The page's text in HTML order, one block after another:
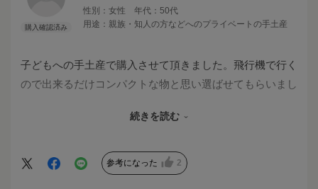
性別： 女性 年代： 50代
用途： 親族・知人の方などへのプライベートの手土産
子どもへの手土産で購入させて頂きました。飛行機で行く
ので出来るだけコンパクトな物と思い選ばせてもらいまし
た。味も美味しいと喜んでいました。
続きを読む
参考になった 2